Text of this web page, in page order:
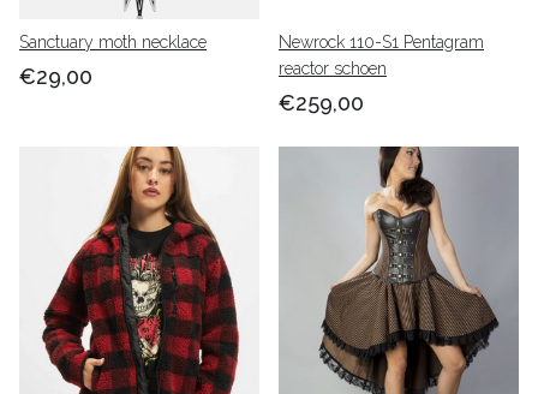
Sanctuary moth necklace
€29,00
Newrock 110-S1 Pentagram
reactor schoen
€259,00